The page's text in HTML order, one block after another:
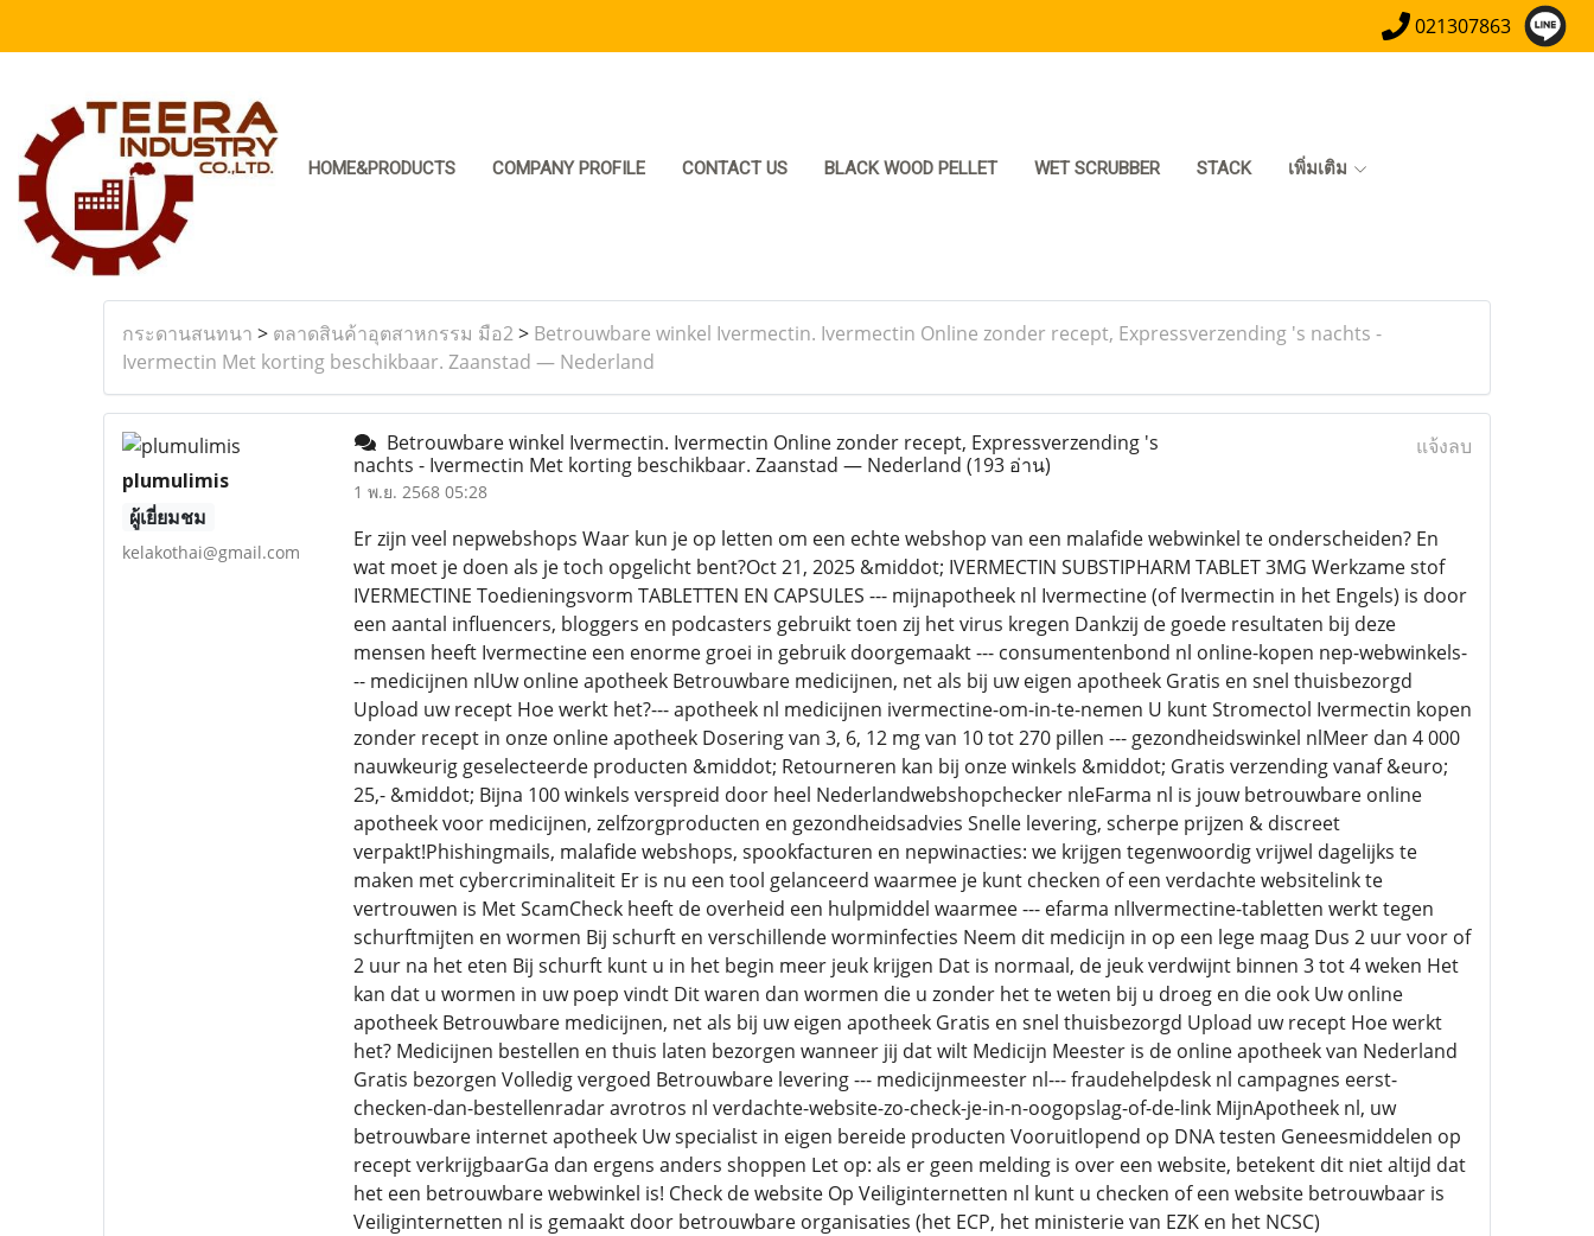
021307863
HOME&PRODUCTS COMPANY PROFILE CONTACT US BLACK WOOD PELLET WET SCRUBBER STACK เพิ่มเติม
กระดานสนทนา > ตลาดสินค้าอุตสาหกรรม มือ2> Betrouwbare winkel Ivermectin. Ivermectin Online zonder recept, Expressverzending 's nachts -
Ivermectin Met korting beschikbaar. Zaanstad — Nederland
plumulimis
ผู้เยี่ยมชม
kelakothai@gmail.com
Betrouwbare winkel Ivermectin. Ivermectin Online zonder recept, Expressverzending 's
nachts - Ivermectin Met korting beschikbaar. Zaanstad — Nederland (193 อ่าน)
1 พ.ย. 2568 05:28
แจ้งลบ
Er zijn veel nepwebshops Waar kun je op letten om een echte webshop van een malafide webwinkel te onderscheiden? En
wat moet je doen als je toch opgelicht bent?Oct 21, 2025 &middot; IVERMECTIN SUBSTIPHARM TABLET 3MG Werkzame stof
IVERMECTINE Toedieningsvorm TABLETTEN EN CAPSULES --- mijnapotheek nl Ivermectine (of Ivermectin in het Engels) is door
een aantal influencers, bloggers en podcasters gebruikt toen zij het virus kregen Dankzij de goede resultaten bij deze
mensen heeft Ivermectine een enorme groei in gebruik doorgemaakt --- consumentenbond nl online-kopen nep-webwinkels-
-- medicijnen nlUw online apotheek Betrouwbare medicijnen, net als bij uw eigen apotheek Gratis en snel thuisbezorgd
Upload uw recept Hoe werkt het?--- apotheek nl medicijnen ivermectine-om-in-te-nemen U kunt Stromectol Ivermectin kopen
zonder recept in onze online apotheek Dosering van 3, 6, 12 mg van 10 tot 270 pillen --- gezondheidswinkel nlMeer dan 4 000
nauwkeurig geselecteerde producten &middot; Retourneren kan bij onze winkels &middot; Gratis verzending vanaf &euro;
25,- &middot; Bijna 100 winkels verspreid door heel Nederlandwebshopchecker nleFarma nl is jouw betrouwbare online
apotheek voor medicijnen, zelfzorgproducten en gezondheidsadvies Snelle levering, scherpe prijzen & discreet
verpakt!Phishingmails, malafide webshops, spookfacturen en nepwinacties: we krijgen tegenwoordig vrijwel dagelijks te
maken met cybercriminaliteit Er is nu een tool gelanceerd waarmee je kunt checken of een verdachte websitelink te
vertrouwen is Met ScamCheck heeft de overheid een hulpmiddel waarmee --- efarma nlIvermectine-tabletten werkt tegen
schurftmijten en wormen Bij schurft en verschillende worminfecties Neem dit medicijn in op een lege maag Dus 2 uur voor of
2 uur na het eten Bij schurft kunt u in het begin meer jeuk krijgen Dat is normaal, de jeuk verdwijnt binnen 3 tot 4 weken Het
kan dat u wormen in uw poep vindt Dit waren dan wormen die u zonder het te weten bij u droeg en die ook Uw online
apotheek Betrouwbare medicijnen, net als bij uw eigen apotheek Gratis en snel thuisbezorgd Upload uw recept Hoe werkt
het? Medicijnen bestellen en thuis laten bezorgen wanneer jij dat wilt Medicijn Meester is de online apotheek van Nederland
Gratis bezorgen Volledig vergoed Betrouwbare levering --- medicijnmeester nl--- fraudehelpdesk nl campagnes eerst-
checken-dan-bestellenradar avrotros nl verdachte-website-zo-check-je-in-n-oogopslag-of-de-link MijnApotheek nl, uw
betrouwbare internet apotheek Uw specialist in eigen bereide producten Vooruitlopend op DNA testen Geneesmiddelen op
recept verkrijgbaarGa dan ergens anders shoppen Let op: als er geen melding is over een website, betekent dit niet altijd dat
het een betrouwbare webwinkel is! Check de website Op Veiliginternetten nl kunt u checken of een website betrouwbaar is
Veiliginternetten nl is gemaakt door betrouwbare organisaties (het ECP, het ministerie van EZK en het NCSC)